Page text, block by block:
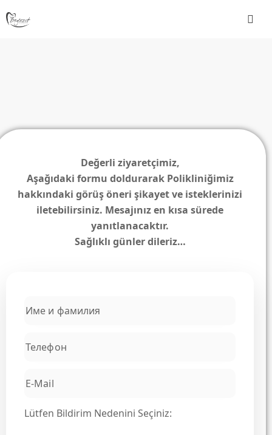
Değerli ziyaretçimiz,
Aşağıdaki formu doldurarak Polikliniğimiz
hakkındaki görüş öneri şikayet ve isteklerinizi
iletebilirsiniz. Mesajınız en kısa sürede
yanıtlanacaktır.
Sağlıklı günler dileriz…
Lütfen Bildirim Nedenini Seçiniz: